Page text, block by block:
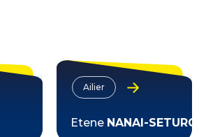
Ailier
Etene NANAI-SETURO